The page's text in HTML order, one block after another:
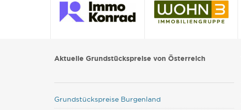
Aktuelle Grundstückspreise von Österreich
Grundstückspreise Burgenland